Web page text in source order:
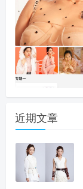
近期文章